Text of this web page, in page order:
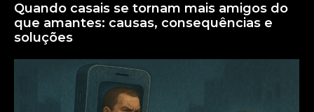
Quando casais se tornam mais amigos do
que amantes: causas, consequências e
soluções